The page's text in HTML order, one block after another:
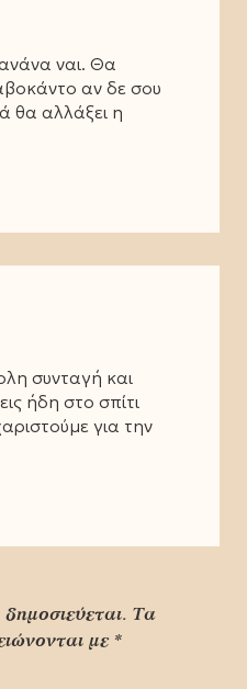
ναι. Θα
αν δε σου
θα αλλάξει η
συνταγή και
ήδη στο σπίτι
για την
Τα
με *